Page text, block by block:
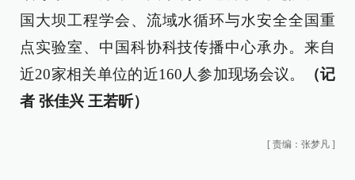
国大坝工程学会、流域水循环与水安全全国重
点实验室、中国科协科技传播中心承办。来自
近20家相关单位的近160人参加现场会议。
（记
者 张佳兴 王若昕）
[ 责编：张梦凡 ]